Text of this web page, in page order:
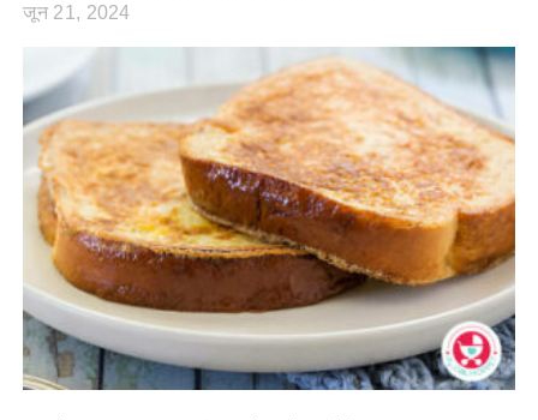
जून 21, 2024